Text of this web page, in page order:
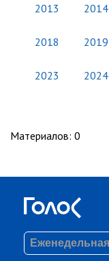
2013 2014
2018 2019
2023 2024
Материалов: 0